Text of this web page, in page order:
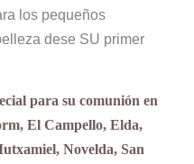
los pequeños
dese SU primer
para su comunión en
El Campello, Elda,
Novelda, San